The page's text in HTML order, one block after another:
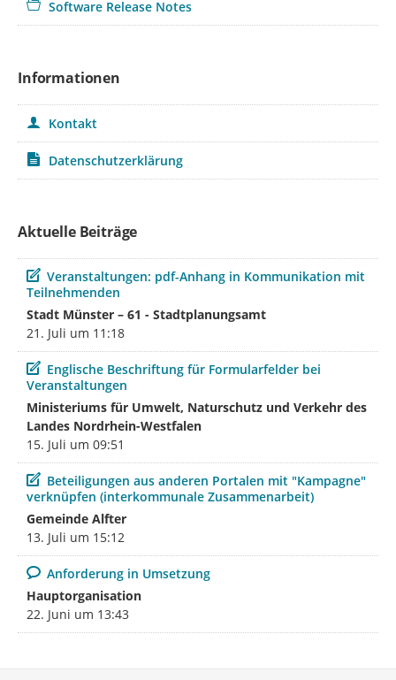
Software Release Notes
Informationen
Kontakt
Datenschutzerklärung
Aktuelle Beiträge
Beitrag
Veranstaltungen: pdf-Anhang in Kommunikation mit
Teilnehmenden
Stadt Münster – 61 - Stadtplanungsamt
21. Juli um 11:18
Beitrag
Englische Beschriftung für Formularfelder bei
Veranstaltungen
Ministeriums für Umwelt, Naturschutz und Verkehr des
Landes Nordrhein-Westfalen
15. Juli um 09:51
Beitrag
Beteiligungen aus anderen Portalen mit "Kampagne"
verknüpfen (interkommunale Zusammenarbeit)
Gemeinde Alfter
13. Juli um 15:12
Kommentar
Anforderung in Umsetzung
Hauptorganisation
22. Juni um 13:43